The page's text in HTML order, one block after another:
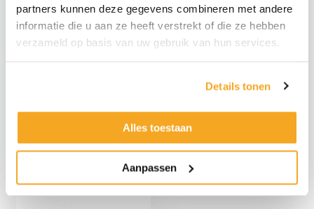
partners kunnen deze gegevens combineren met andere
informatie die u aan ze heeft verstrekt of die ze hebben
verzameld op basis van uw gebruik van hun services.
Details tonen
Alles toestaan
Aanpassen
Nep
Hartjes
Set
Namaak
Croissant
quantity